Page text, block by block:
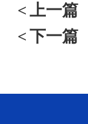
< 上一篇
< 下一篇